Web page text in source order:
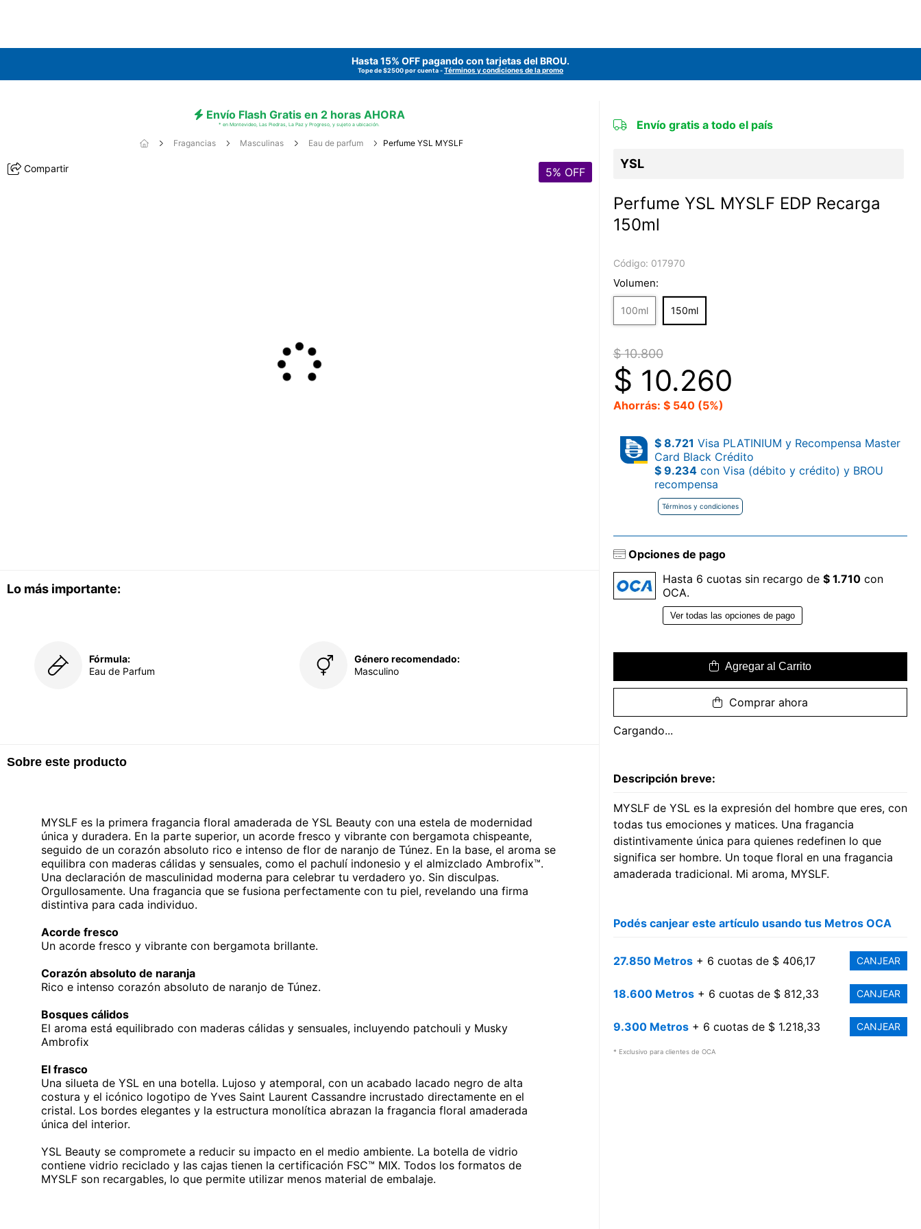
Hasta 15% OFF pagando con tarjetas del BROU.
Tope de $2500 por cuenta -Términos y condiciones de la promo
Envío Flash Gratis en 2 horas AHORA
* en Montevideo, Las Piedras, La Paz y Progreso, y sujeto a ubicación.
Fragancias Masculinas Eau de parfum Perfume YSL MYSLF
Compartir 5% OFF
Lo más importante:
Fórmula:
Eau de Parfum
Género recomendado:
Masculino
Sobre este producto
MYSLF es la primera fragancia floral amaderada de YSL Beauty con una estela de modernidad
única y duradera. En la parte superior, un acorde fresco y vibrante con bergamota chispeante,
seguido de un corazón absoluto rico e intenso de flor de naranjo de Túnez. En la base, el aroma se
equilibra con maderas cálidas y sensuales, como el pachulí indonesio y el almizclado Ambrofix™.
Una declaración de masculinidad moderna para celebrar tu verdadero yo. Sin disculpas.
Orgullosamente. Una fragancia que se fusiona perfectamente con tu piel, revelando una firma
distintiva para cada individuo.
Acorde fresco
Un acorde fresco y vibrante con bergamota brillante.
Corazón absoluto de naranja
Rico e intenso corazón absoluto de naranjo de Túnez.
Bosques cálidos
El aroma está equilibrado con maderas cálidas y sensuales, incluyendo patchouli y Musky
Ambrofix
El frasco
Una silueta de YSL en una botella. Lujoso y atemporal, con un acabado lacado negro de alta
costura y el icónico logotipo de Yves Saint Laurent Cassandre incrustado directamente en el
cristal. Los bordes elegantes y la estructura monolítica abrazan la fragancia floral amaderada
única del interior.
YSL Beauty se compromete a reducir su impacto en el medio ambiente. La botella de vidrio
contiene vidrio reciclado y las cajas tienen la certificación FSC™ MIX. Todos los formatos de
MYSLF son recargables, lo que permite utilizar menos material de embalaje.
Envío gratis a todo el país
YSL
Perfume YSL MYSLF EDP Recarga
150ml
Código: 017970
Volumen:
100ml 150ml
$ 10.800
$ 10.260
Ahorrás: $ 540 (5%)
$ 8.721 Visa PLATINIUM y Recompensa Master
Card Black Crédito
$ 9.234con Visa (débito y crédito) y BROU
recompensa
Términos y condiciones
Opciones de pago
Hasta 6 cuotas sin recargo de $ 1.710con
OCA.
Ver todas las opciones de pago
Agregar al Carrito
Comprar ahora
Cargando...
Descripción breve:
MYSLF de YSL es la expresión del hombre que eres, con
todas tus emociones y matices. Una fragancia
distintivamente única para quienes redefinen lo que
significa ser hombre. Un toque floral en una fragancia
amaderada tradicional. Mi aroma, MYSLF.
Podés canjear este artículo usando tus Metros OCA
27.850 Metros+ 6 cuotas de $ 406,17 CANJEAR
18.600 Metros+ 6 cuotas de $ 812,33 CANJEAR
9.300 Metros+ 6 cuotas de $ 1.218,33 CANJEAR
* Exclusivo para clientes de OCA